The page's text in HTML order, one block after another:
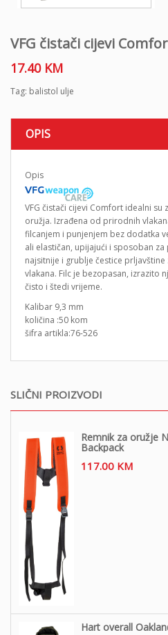
SLIČNI PROIZVODI
Remnik za oružje
Backpack
117.00 KM
Hart overall
VFG čistači cijevi
17.40 KM
Tag: balistol ulje
OPIS
Opis
VFG čistači cijevi Comfort idealni su
oružja. Izrađena od prirodnih
filcanjem i punjenjem bez dodatka
ali elastičan, upijajući i sposoban
najsitnije i grublje čestice
vlakana. Filc je bezopasan, izrazito
čisto i štedi vrijeme.
Kalibar 9,3 mm
količina :50 kom
šifra artikla:76-526